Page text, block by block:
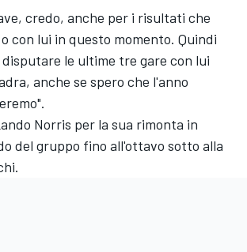
credo, anche per i risultati che
con lui in questo momento. Quindi
disputare le ultime tre gare con lui
anche se spero che l'anno
Norris per la sua rimonta in
del gruppo fino all'ottavo sotto alla